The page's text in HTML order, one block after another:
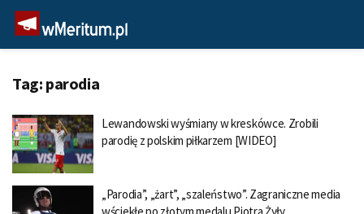
Tag: parodia
Lewandowski wyśmiany w kreskówce. Zrobili
parodię z polskim piłkarzem [WIDEO]
„Parodia”, „żart”, „szaleństwo”. Zagraniczne media
wściekłe po złotym medalu Piotra Żyły